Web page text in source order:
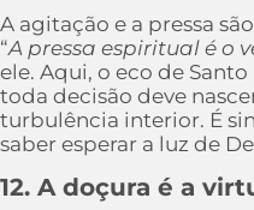
A agitação e a pressa
“A pressa espiritual é o
ele. Aqui, o eco de
toda decisão deve
turbulência interior. É
saber esperar a luz de
12. A doçura é a